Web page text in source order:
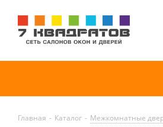
Главная - Каталог - Межкомнатные